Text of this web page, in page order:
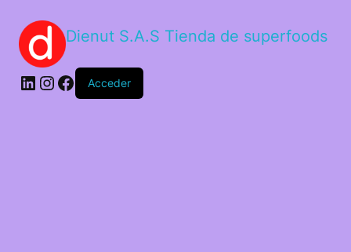
Dienut S.A.S Tienda de superfoods
Acceder